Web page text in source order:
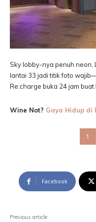
Sky lobby-nya penuh neon,
lantai 33 jadi titik foto
Re:charge buka 24 jam
Wine Not? Gaya Hidup di
1
Facebook
Previous article